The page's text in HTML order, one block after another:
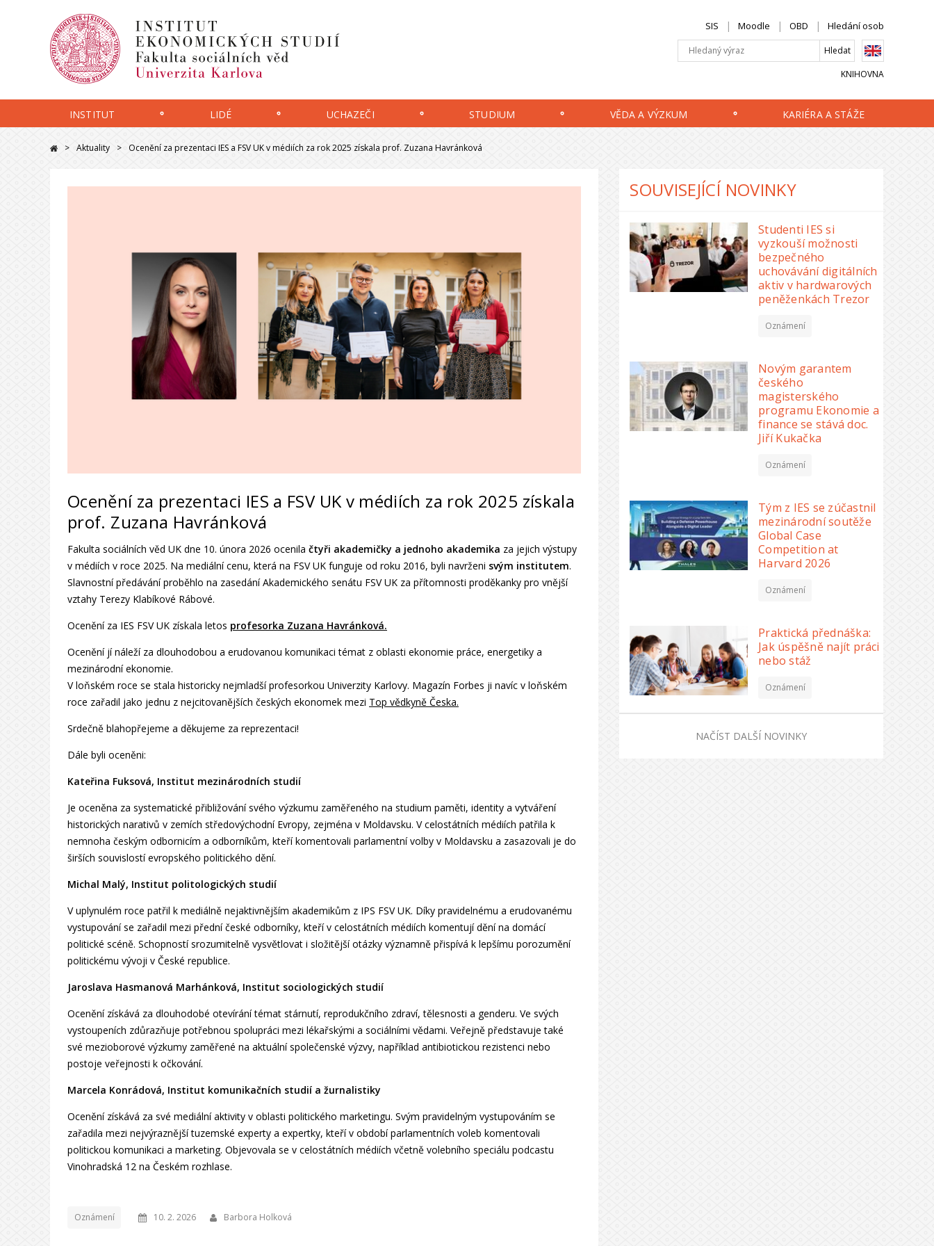
SIS Moodle OBD Hledání osob
KNIHOVNA
INSTITUT LIDÉ UCHAZEČI STUDIUM VĚDA A VÝZKUM KARIÉRA A STÁŽE
Aktuality Ocenění za prezentaci IES a FSV UK v médiích za rok 2025 získala prof. Zuzana Havránková
Ocenění za prezentaci IES a FSV UK v médiích za rok 2025 získala
prof. Zuzana Havránková
Fakulta sociálních věd UK dne 10. února 2026 ocenila čtyři akademičky a jednoho akademika za jejich výstupy
v médiích v roce 2025. Na mediální cenu, která na FSV UK funguje od roku 2016, byli navrženi svým institutem.
Slavnostní předávání proběhlo na zasedání Akademického senátu FSV UK za přítomnosti proděkanky pro vnější
vztahy Terezy Klabíkové Rábové.
Ocenění za IES FSV UK získala letos profesorka Zuzana Havránková.
Ocenění jí náleží za dlouhodobou a erudovanou komunikaci témat z oblasti ekonomie práce, energetiky a
mezinárodní ekonomie.
V loňském roce se stala historicky nejmladší profesorkou Univerzity Karlovy. Magazín Forbes ji navíc v loňském
roce zařadil jako jednu z nejcitovanějších českých ekonomek mezi Top vědkyně Česka.
Srdečně blahopřejeme a děkujeme za reprezentaci!
Dále byli oceněni:
Kateřina Fuksová, Institut mezinárodních studií
Je oceněna za systematické přibližování svého výzkumu zaměřeného na studium paměti, identity a vytváření
historických narativů v zemích středovýchodní Evropy, zejména v Moldavsku. V celostátních médiích patřila k
nemnoha českým odbornicím a odborníkům, kteří komentovali parlamentní volby v Moldavsku a zasazovali je do
širších souvislostí evropského politického dění.
Michal Malý, Institut politologických studií
V uplynulém roce patřil k mediálně nejaktivnějším akademikům z IPS FSV UK. Díky pravidelnému a erudovanému
vystupování se zařadil mezi přední české odborníky, kteří v celostátních médiích komentují dění na domácí
politické scéně. Schopností srozumitelně vysvětlovat i složitější otázky významně přispívá k lepšímu porozumění
politickému vývoji v České republice.
Jaroslava Hasmanová Marhánková, Institut sociologických studií
Ocenění získává za dlouhodobé otevírání témat stárnutí, reprodukčního zdraví, tělesnosti a genderu. Ve svých
vystoupeních zdůrazňuje potřebnou spolupráci mezi lékařskými a sociálními vědami. Veřejně představuje také
své mezioborové výzkumy zaměřené na aktuální společenské výzvy, například antibiotickou rezistenci nebo
postoje veřejnosti k očkování.
Marcela Konrádová, Institut komunikačních studií a žurnalistiky
Ocenění získává za své mediální aktivity v oblasti politického marketingu. Svým pravidelným vystupováním se
zařadila mezi nejvýraznější tuzemské experty a expertky, kteří v období parlamentních voleb komentovali
politickou komunikaci a marketing. Objevovala se v celostátních médiích včetně volebního speciálu podcastu
Vinohradská 12 na Českém rozhlase.
Oznámení 10. 2. 2026 Barbora Holková
SOUVISEJÍCÍ NOVINKY
Studenti IES si
vyzkouší možnosti
bezpečného
uchovávání digitálních
aktiv v hardwarových
peněženkách Trezor
Oznámení
Novým garantem
českého
magisterského
programu Ekonomie a
finance se stává doc.
Jiří Kukačka
Oznámení
Tým z IES se zúčastnil
mezinárodní soutěže
Global Case
Competition at
Harvard 2026
Oznámení
Praktická přednáška:
Jak úspěšně najít práci
nebo stáž
Oznámení
NAČÍST DALŠÍ NOVINKY